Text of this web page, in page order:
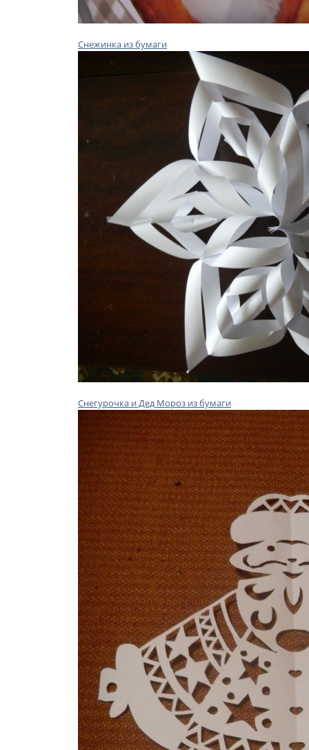
Снежинка из бумаги
Снегурочка и Дед Мороз из бумаги